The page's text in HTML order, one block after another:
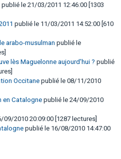
publié le 21/03/2011 12:46:00 [1303
publié le 11/03/2011 14:52:00 [610
arabo-musulman publié le
lès Maguelonne aujourd'hui ? publié
Occitane publié le 08/11/2010
en Catalogne publié le 24/09/2010
09/2010 20:09:00 [1287 lectures]
publié le 16/08/2010 14:47:00